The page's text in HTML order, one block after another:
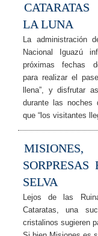
LA LUNA
La administración
Nacional Iguazú
próximas fechas
para realizar el
llena”, y disfrutar
durante las noches
que “los visitantes
MISIONES,
SELVA
Lejos de las
Cataratas, una
cristalinos sugieren